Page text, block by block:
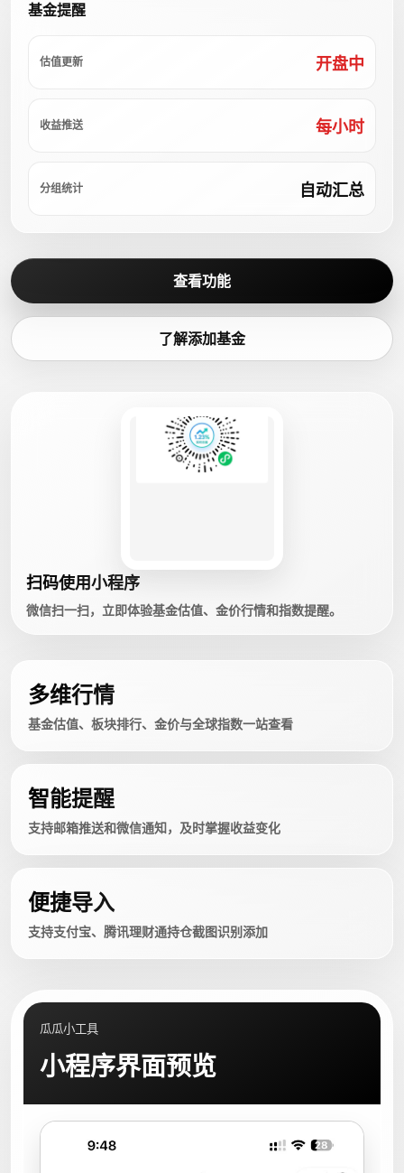
基金提醒
估值更新 开盘中
收益推送 每小时
分组统计 自动汇总
查看功能
了解添加基金
扫码使用小程序
微信扫一扫，立即体验基金估值、金价行情和指数提醒。
多维行情
基金估值、板块排行、金价与全球指数一站查看
智能提醒
支持邮箱推送和微信通知，及时掌握收益变化
便捷导入
支持支付宝、腾讯理财通持仓截图识别添加
瓜瓜小工具
小程序界面预览